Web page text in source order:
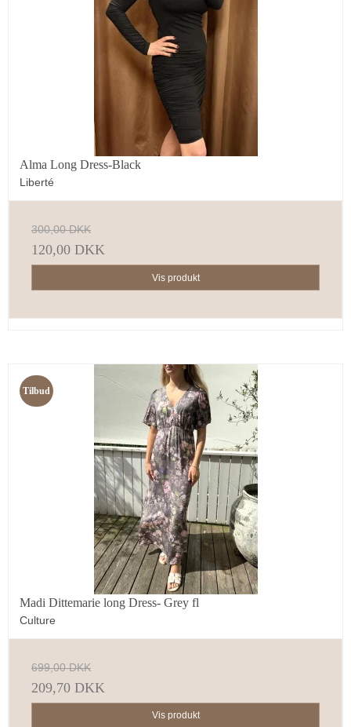
Alma Long Dress-Black
Liberté
300,00 DKK
120,00 DKK
Vis produkt
Tilbud
Madi Dittemarie long Dress- Grey fl
Culture
699,00 DKK
209,70 DKK
Vis produkt